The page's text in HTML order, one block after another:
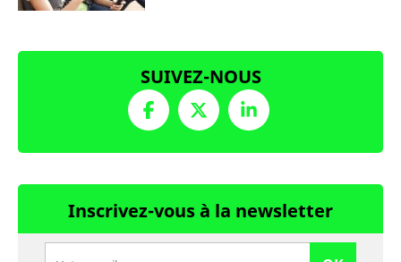
SUIVEZ-NOUS
Inscrivez-vous à la newsletter